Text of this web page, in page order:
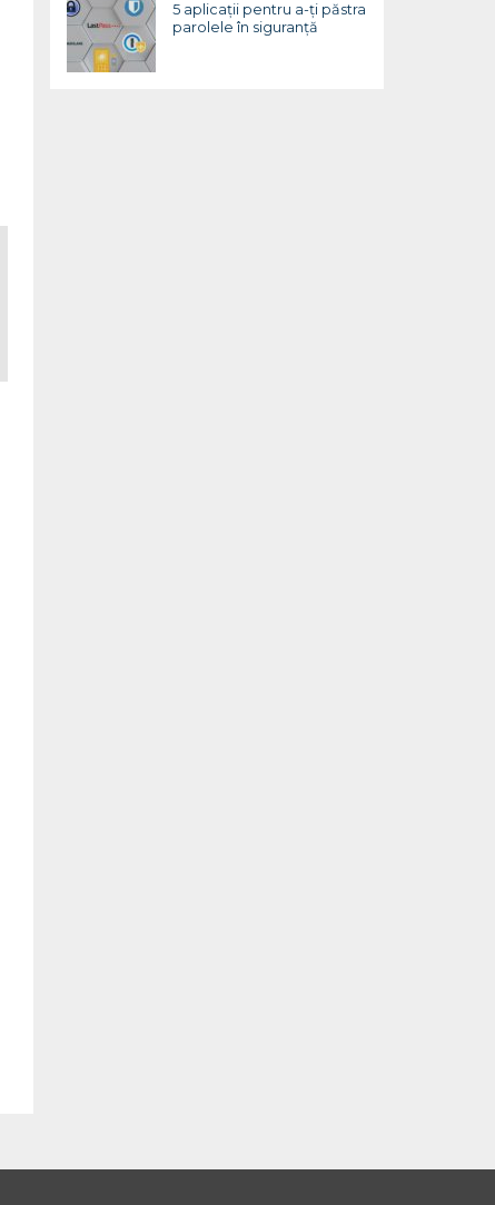
5 aplicații pentru a-ți păstra
parolele în siguranță